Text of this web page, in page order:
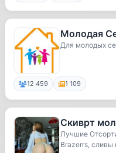
Молодая
Для молодых
12 459 1 109
Скиврт
Лучшие
Brazerrs, сливы